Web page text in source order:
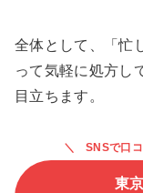
全体として、「忙
って気軽に処方し
目立ちます。
SNSで口
東